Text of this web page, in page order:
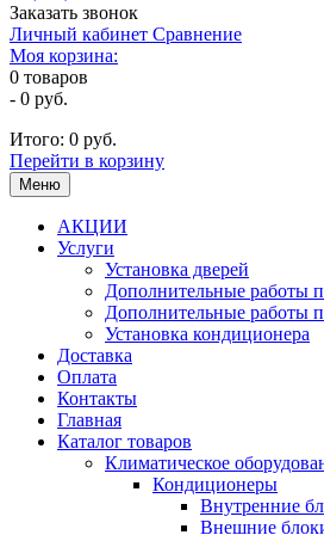
Заказать звонок
Личный кабинет Сравнение
Моя корзина:
0 товаров
- 0 руб.
Итого: 0 руб.
Перейти в корзину
Меню
АКЦИИ
Услуги
Установка дверей
Дополнительные работы
Дополнительные работы
Установка кондиционера
Доставка
Оплата
Контакты
Главная
Каталог товаров
Климатическое
Кондиционеры
Внутренние
Внешние